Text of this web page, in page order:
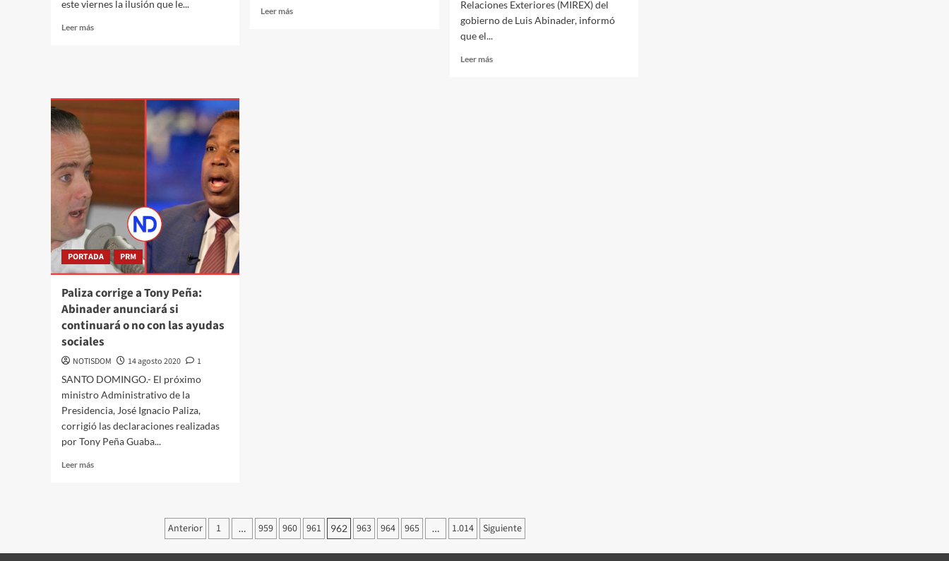
este viernes la ilusión que le...
Leer más
Leer más
Relaciones Exteriores (MIREX) del
gobierno de Luis Abinader, informó
que el...
Leer más
PORTADA PRM
Paliza corrige a Tony Peña:
Abinader anunciará si
continuará o no con las ayudas
sociales
NOTISDOM 14 agosto 2020
1
SANTO DOMINGO.- El próximo
ministro Administrativo de la
Presidencia, José Ignacio Paliza,
corrigió las declaraciones realizadas
por Tony Peña Guaba...
Leer más
Anterior 1 … 959 960 961 962 963 964 965 … 1.014 Siguiente